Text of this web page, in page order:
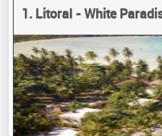
1. Litoral - White